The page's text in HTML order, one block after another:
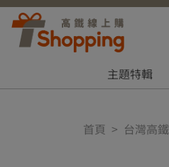
主題特輯
首頁 台灣高鐵